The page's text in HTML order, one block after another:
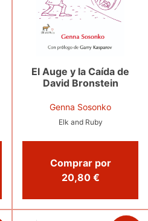
El Auge y la Caída de
David Bronstein
Genna Sosonko
Elk and Ruby
Comprar por
20,80 €